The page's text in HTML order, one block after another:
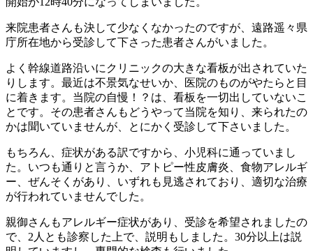
来院患者さんも決して少なくなかったのですが、遠路遥々県
庁所在地から受診して下さった患者さんがいました。
よく幹線道路沿いにクリニックの大きな看板が出されていた
りします。最近は不景気なせいか、医院のものがやたらと目
に着きます。当院の自慢！？は、看板を一切出していないこ
とです。その患者さんもどうやって当院を知り、来られたの
かは聞いていませんが、とにかく受診して下さいました。
もちろん、症状がある訳ですから、小児科に通っていまし
た。いつも通りと言うか、アトピー性皮膚炎、食物アレルギ
ー、ぜんそくがあり、いずれも見逃されており、適切な治療
が行われていませんでした。
親御さんもアレルギー症状があり、受診を希望されましたの
で、2人とも診察した上で、説明もしました。30分以上は説